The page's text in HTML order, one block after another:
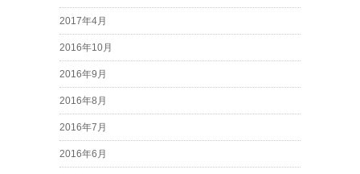
2017年4月
2016年10月
2016年9月
2016年8月
2016年7月
2016年6月